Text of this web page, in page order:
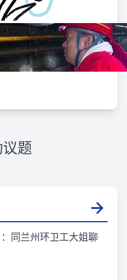
题
同兰州环卫工大姐聊